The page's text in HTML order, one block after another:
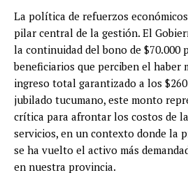
La política de refuerzos
pilar central de la gestión. El
la continuidad del bono de $70.000
beneficiarios que perciben el haber
ingreso total garantizado a los
jubilado tucumano, este monto
crítica para afrontar los costos de
servicios, en un contexto donde la
se ha vuelto el activo más
en nuestra provincia.